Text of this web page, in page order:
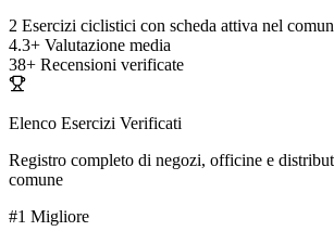
2 Esercizi ciclistici con scheda attiva nel
4.3+ Valutazione media
38+ Recensioni verificate
Elenco Esercizi Verificati
Registro completo di negozi, officine e
comune
#1 Migliore